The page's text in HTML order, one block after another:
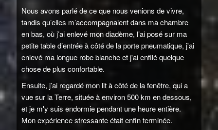
Nous avons parlé de ce que nous venions de vivre,
tandis qu’elles m’accompagnaient dans ma chambre
en bas, où j’ai enlevé mon diadème, l’ai posé sur ma
petite table d’entrée à côté de la porte pneumatique, j'ai
enlevé ma longue robe blanche et j'ai enfilé quelque
chose de plus confortable.
Ensuite, j’ai regardé mon lit à côté de la fenêtre, qui a
vue sur la Terre, située à environ 500 km en dessous,
et je m'y suis endormie pendant une heure entière.
Mon expérience stressante était enfin terminée.